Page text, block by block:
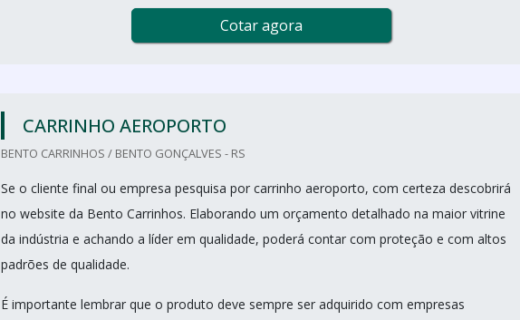
Cotar agora
CARRINHO AEROPORTO
BENTO CARRINHOS / BENTO GONÇALVES - RS
Se o cliente final ou empresa pesquisa por carrinho aeroporto, com certeza descobrirá
no website da Bento Carrinhos. Elaborando um orçamento detalhado na maior vitrine
da indústria e achando a líder em qualidade, poderá contar com proteção e com altos
padrões de qualidade.
É importante lembrar que o produto deve sempre ser adquirido com empresas